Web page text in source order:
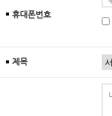
휴대폰번호
제목